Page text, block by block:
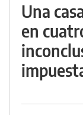
Una
en